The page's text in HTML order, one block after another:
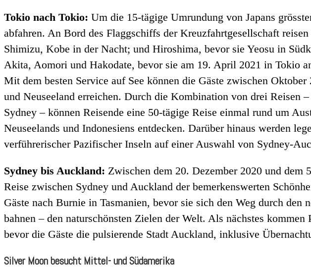
Tokio nach Tokio: Um die 15-tägige Umrundung von Japans
abfahren. An Bord des Flaggschiffs der Kreuzfahrtgesellschaft
Shimizu, Kobe in der Nacht; und Hiroshima, bevor sie Yeosu in
Akita, Aomori und Hakodate, bevor sie am 19. April 2021 in Tokio
Mit dem besten Service auf See können die Gäste zwischen
und Neuseeland erreichen. Durch die Kombination von drei Reisen
Sydney – können Reisende eine 50-tägige Reise einmal rund um
Neuseelands und Indonesiens entdecken. Darüber hinaus werden
verführerischer Pazifischer Inseln auf einer Auswahl von Sydney-
Sydney bis Auckland: Zwischen dem 20. Dezember 2020 und
Reise zwischen Sydney und Auckland der bemerkenswerten
Gäste nach Burnie in Tasmanien, bevor sie sich den Weg durch
bahnen – den naturschönsten Zielen der Welt. Als nächstes
bevor die Gäste die pulsierende Stadt Auckland, inklusive
Silver Moon besucht Mittel- und Südamerika